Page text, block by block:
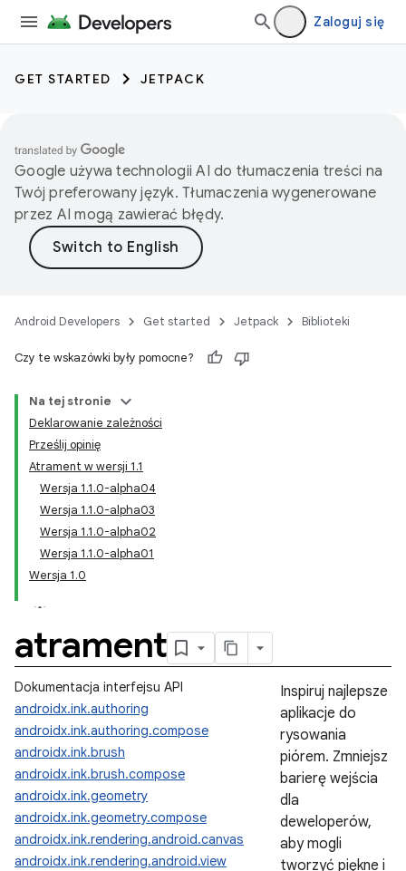
Zaloguj się
GET STARTED JETPACK
Google używa technologii AI do tłumaczenia treści na
Twój preferowany język. Tłumaczenia wygenerowane
przez AI mogą zawierać błędy.
Android Developers Get started Jetpack Biblioteki
Czy te wskazówki były pomocne?
Na tej stronie
Deklarowanie zależności
Prześlij opinię
Atrament w wersji 1.1
Wersja 1.1.0-alpha04
Wersja 1.1.0-alpha03
Wersja 1.1.0-alpha02
Wersja 1.1.0-alpha01
Wersja 1.0
atrament
Dokumentacja interfejsu API
androidx.ink.authoring
androidx.ink.authoring.compose
androidx.ink.brush
androidx.ink.brush.compose
androidx.ink.geometry
androidx.ink.geometry.compose
androidx.ink.rendering.android.canvas
androidx.ink.rendering.android.view
Inspiruj najlepsze
aplikacje do
rysowania
piórem. Zmniejsz
barierę wejścia
dla
deweloperów,
aby mogli
tworzyć piękne i